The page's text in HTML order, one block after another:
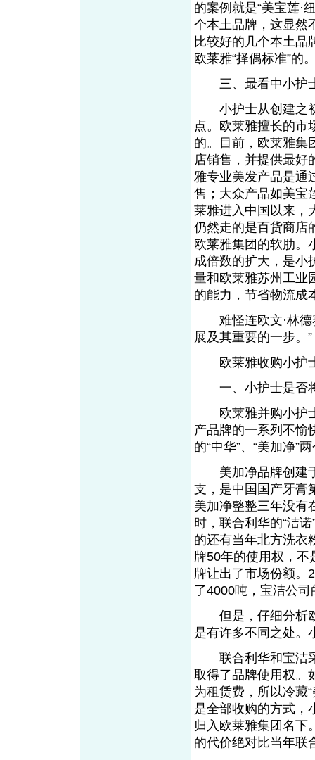
的案例就是“美宝莲·
个本土品牌，这显然
比较好的几个本土品
欧莱雅“择偶标准”的
三、最看中小护
小护士从创建之初
点。欧莱雅擅长的市
的。目前，欧莱雅集
店销售，并提供最好
雅专业美发产品是通
售；大众产品如美宝
莱雅进入中国以来，
仍然走的是百货商店
欧莱雅集团的软肋。
成倍数的扩大，是小
量和欧莱雅苏州工业
的能力，节省物流成
难怪连欧文·林德
展及其重要的一步。”
欧莱雅收购小护
一、小护士是否
欧莱雅并购小护士
产品牌的一系列不愉
的“中华”、“美加净”
美加净品牌创建于
支，是中国国产牙膏
美加净整整三年没有
时，联合利华的“洁
的还有当年北方洗衣
牌50年的使用权，不
牌让出了市场份额。
了4000吨，宝洁公司
但是，仔细分析欧
是有许多不同之处。
联合利华和宝洁采
取得了品牌使用权。
为租赁费，所以冷藏
是全部收购的方式，
归入欧莱雅集团名下
的代价绝对比当年联